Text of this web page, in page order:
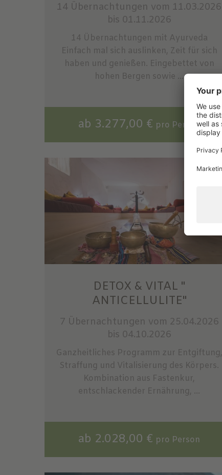
14 Übernachtungen vom 11.03.2026
bis 01.11.2026
14 Übernachtungen mit Ayurveda
Einfach mal sich auslinken, Zeit für sich
haben und genießen. Eingebettet von
hohen Bergen sowie ...
ab 3.277,00 € pro Person
DETOX & VITAL "
ANTICELLULITE"
7 Übernachtungen vom 25.04.2026
bis 04.10.2026
Ganzheitliches Programm zur Entgiftung,
Straffung und Vitalisierung des Körpers.
Kombination aus Fastenkur,
entschlackender Ernährung, ...
ab 2.028,00 € pro Person